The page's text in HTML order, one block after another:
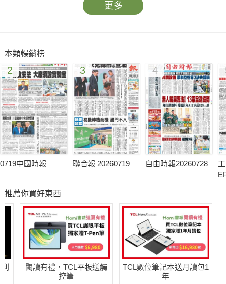
更多
本類暢銷榜
2
0719中國時報
3
聯合報 20260719
4
自由時報20260728
推薦你買好東西
閱讀有禮，TCL平板送觸
控筆
TCL數位筆記本送月讀包1
年